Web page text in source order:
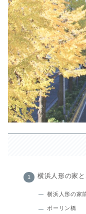
横浜人形の家
横浜人形の家
ポーリン橋